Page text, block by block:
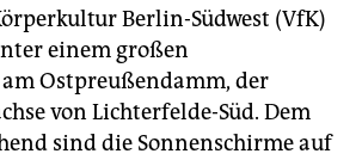
Berlin-Südwest (VfK)
einem großen
Ostpreußendamm, der
von Lichterfelde-Süd. Dem
sind die Sonnenschirme auf